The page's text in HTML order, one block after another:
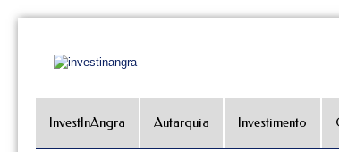
InvestInAngra Autarquia Investimento